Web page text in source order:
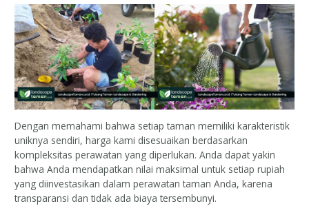
Dengan memahami bahwa setiap taman memiliki karakteristik
uniknya sendiri, harga kami disesuaikan berdasarkan
kompleksitas perawatan yang diperlukan. Anda dapat yakin
bahwa Anda mendapatkan nilai maksimal untuk setiap rupiah
yang diinvestasikan dalam perawatan taman Anda, karena
transparansi dan tidak ada biaya tersembunyi.